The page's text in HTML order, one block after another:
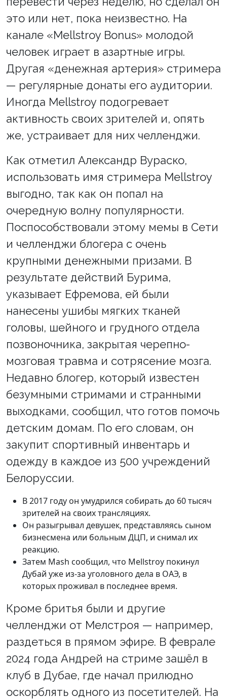
это или нет, пока неизвестно. На
канале «Mellstroy Bonus» молодой
человек играет в азартные игры.
Другая «денежная артерия» стримера
— регулярные донаты его аудитории.
Иногда Mellstroy подогревает
активность своих зрителей и, опять
же, устраивает для них челленджи.
Как отметил Александр Вураско,
использовать имя стримера Mellstroy
выгодно, так как он попал на
очередную волну популярности.
Поспособствовали этому мемы в Сети
и челленджи блогера с очень
крупными денежными призами. В
результате действий Бурима,
указывает Ефремова, ей были
нанесены ушибы мягких тканей
головы, шейного и грудного отдела
позвоночника, закрытая черепно-
мозговая травма и сотрясение мозга.
Недавно блогер, который известен
безумными стримами и странными
выходками, сообщил, что готов помочь
детским домам. По его словам, он
закупит спортивный инвентарь и
одежду в каждое из 500 учреждений
Белоруссии.
В 2017 году он умудрился собирать до 60 тысяч
зрителей на своих трансляциях.
Он разыгрывал девушек, представляясь сыном
бизнесмена или больным ДЦП, и снимал их
реакцию.
Затем Mash сообщил, что Mellstroy покинул
Дубай уже из-за уголовного дела в ОАЭ, в
которых проживал в последнее время.
Кроме бритья были и другие
челленджи от Мелстроя — например,
раздеться в прямом эфире. В феврале
2024 года Андрей на стриме зашёл в
клуб в Дубае, где начал прилюдно
оскорблять одного из посетителей. На